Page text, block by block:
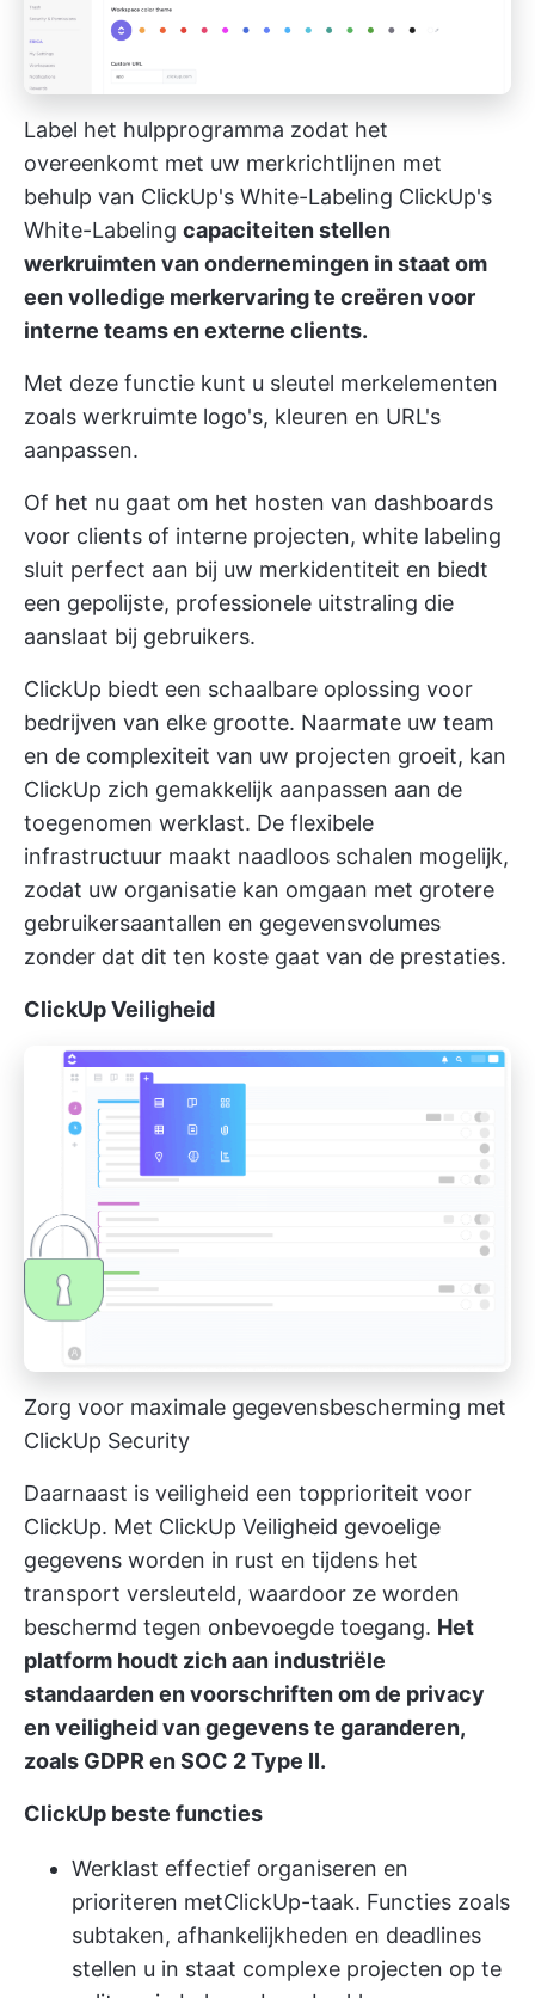
Label het hulpprogramma zodat het
overeenkomt met uw merkrichtlijnen met
behulp van ClickUp's White-Labeling ClickUp's
White-Labeling capaciteiten stellen
werkruimten van ondernemingen in staat om
een volledige merkervaring te creëren voor
interne teams en externe clients.
Met deze functie kunt u sleutel merkelementen
zoals werkruimte logo's, kleuren en URL's
aanpassen.
Of het nu gaat om het hosten van dashboards
voor clients of interne projecten, white labeling
sluit perfect aan bij uw merkidentiteit en biedt
een gepolijste, professionele uitstraling die
aanslaat bij gebruikers.
ClickUp biedt een schaalbare oplossing voor
bedrijven van elke grootte. Naarmate uw team
en de complexiteit van uw projecten groeit, kan
ClickUp zich gemakkelijk aanpassen aan de
toegenomen werklast. De flexibele
infrastructuur maakt naadloos schalen mogelijk,
zodat uw organisatie kan omgaan met grotere
gebruikersaantallen en gegevensvolumes
zonder dat dit ten koste gaat van de prestaties.
ClickUp Veiligheid
Zorg voor maximale gegevensbescherming met
ClickUp Security
Daarnaast is veiligheid een topprioriteit voor
ClickUp. Met ClickUp Veiligheid gevoelige
gegevens worden in rust en tijdens het
transport versleuteld, waardoor ze worden
beschermd tegen onbevoegde toegang. Het
platform houdt zich aan industriële
standaarden en voorschriften om de privacy
en veiligheid van gegevens te garanderen,
zoals GDPR en SOC 2 Type II.
ClickUp beste functies
Werklast effectief organiseren en
prioriteren metClickUp-taak. Functies zoals
subtaken, afhankelijkheden en deadlines
stellen u in staat complexe projecten op te